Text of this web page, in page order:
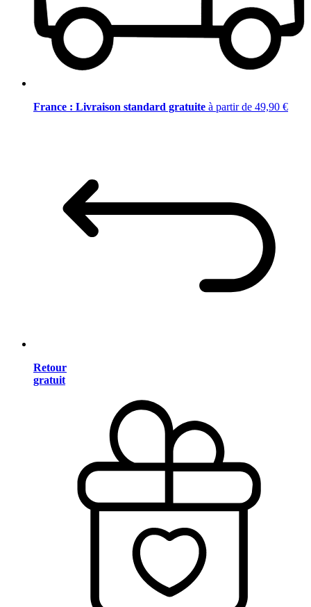
France : Livraison standard gratuite à partir de 49,90 €
Retour
gratuit